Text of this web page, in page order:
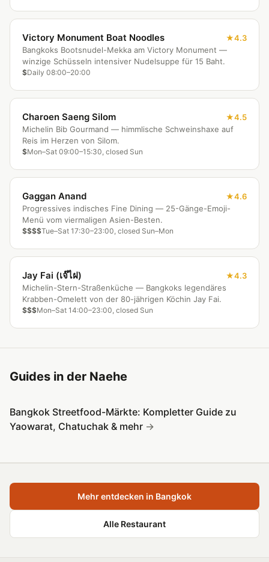
Victory Monument Boat Noodles
4.3
Bangkoks Bootsnudel-Mekka am Victory Monument —
winzige Schüsseln intensiver Nudelsuppe für 15 Baht.
$Daily 08:00–20:00
Charoen Saeng Silom
4.5
Michelin Bib Gourmand — himmlische Schweinshaxe auf
Reis im Herzen von Silom.
$Mon–Sat 09:00–15:30, closed Sun
Gaggan Anand
4.6
Progressives indisches Fine Dining — 25-Gänge-Emoji-
Menü vom viermaligen Asien-Besten.
$$$$Tue–Sat 17:30–23:00, closed Sun–Mon
Jay Fai (เจ๊ไฝ)
4.3
Michelin-Stern-Straßenküche — Bangkoks legendäres
Krabben-Omelett von der 80-jährigen Köchin Jay Fai.
$$$Mon–Sat 14:00–23:00, closed Sun
Guides in der Naehe
Bangkok Streetfood-Märkte: Kompletter Guide zu
Yaowarat, Chatuchak & mehr
Mehr entdecken in Bangkok
Alle Restaurant